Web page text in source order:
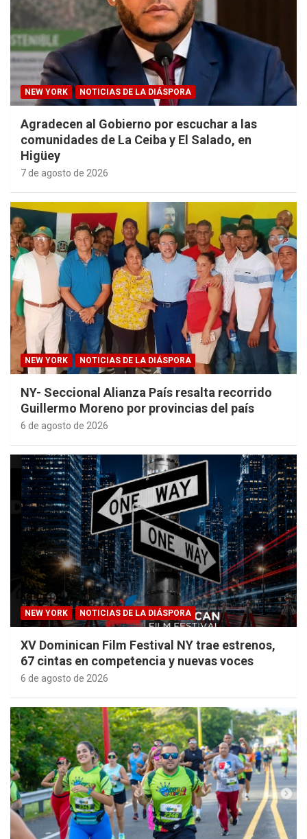
NEW YORK NOTICIAS DE LA DIÁSPORA
Agradecen al Gobierno por escuchar a las
comunidades de La Ceiba y El Salado, en
Higüey
7 de agosto de 2026
NEW YORK NOTICIAS DE LA DIÁSPORA
NY- Seccional Alianza País resalta recorrido
Guillermo Moreno por provincias del país
6 de agosto de 2026
NEW YORK NOTICIAS DE LA DIÁSPORA
XV Dominican Film Festival NY trae estrenos,
67 cintas en competencia y nuevas voces
6 de agosto de 2026